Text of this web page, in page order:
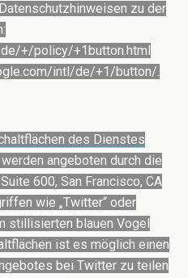
zu der
+/policy/+1button.html
intl/de/+1/button/.
des Dienstes
angeboten durch die
600, San Francisco, CA
wie „Twitter“ oder
stillisierten blauen Vogel
ist es möglich einen
bei Twitter zu teilen